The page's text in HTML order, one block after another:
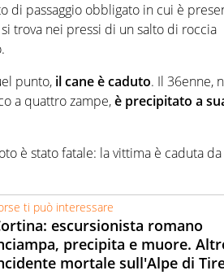
di passaggio obbligato in cui è
trova nei pressi di un salto di roccia
punto, il cane è caduto. Il 36enne,
a quattro zampe,è precipitato a
è stato fatale: la vittima è caduta da
ti può interessare
escursionista romano
precipita e muore.
mortale sull'Alpe di